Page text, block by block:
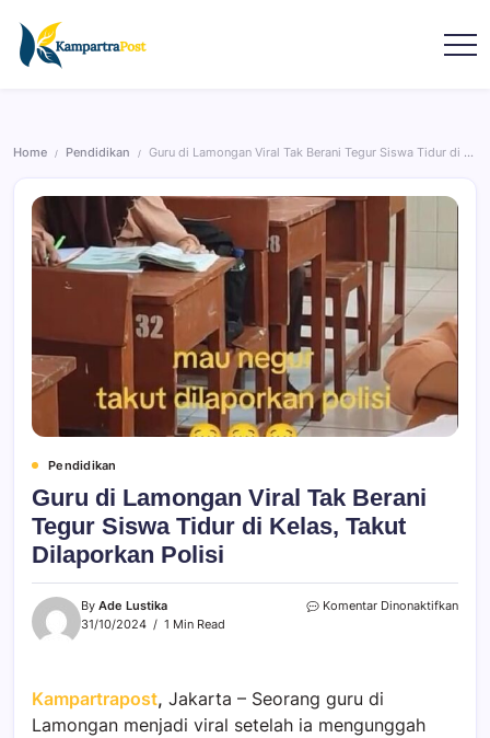
Home / Pendidikan / Guru di Lamongan Viral Tak Berani Tegur Siswa Tidur di Kelas, Takut Dilaporkan Polisi
Pendidikan
Guru di Lamongan Viral Tak Berani
Tegur Siswa Tidur di Kelas, Takut
Dilaporkan Polisi
By Ade Lustika
31/10/2024
1 Min Read
Komentar Dinonaktifkan
Kampartrapost, Jakarta – Seorang guru di
Lamongan menjadi viral setelah ia mengunggah